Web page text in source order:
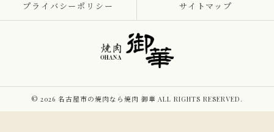
プライバシーポリシー サイトマップ
© 2026 名古屋市の焼肉なら焼肉 御華 ALL RIGHTS RESERVED.